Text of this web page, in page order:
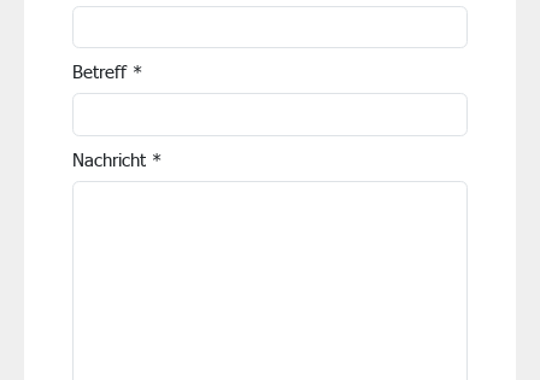
Betreff*
Nachricht *